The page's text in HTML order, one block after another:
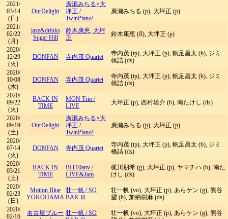
2021/
03/14
(日)
OurDelight
廣瀬みちる×大
坪正 /
TwinPiano!
廣瀬みちる (p), 大坪正 (p)
2021/
02/22
(月)
jazz&drinks
Sugar Hill
鈴木康恵, 大坪
正
鈴木康恵 (fl), 大坪正 (p)
2020/
12/29
(火)
DONFAN 寺内茂 Quartet
寺内茂 (tp), 大坪正 (p), 帆足昌太 (b), ジミ
橋詰 (ds)
2020/
10/08
(木)
DONFAN 寺内茂 Quartet
寺内茂 (tp), 大坪正 (p), 帆足昌太 (b), ジミ
橋詰 (ds)
2020/
09/22
(火)
BACK IN
TIME
MON Trio /
LIVE
大坪正 (p), 西村雄介 (b), 南たけし (ds)
2020/
09/19
(土)
OurDelight
廣瀬みちる×大
坪正 /
TwinPiano!
廣瀬みちる (p), 大坪正 (p)
2020/
07/14
(火)
DONFAN 寺内茂 Quartet
寺内茂 (tp), 大坪正 (p), 帆足昌太 (b), ジミ
橋詰 (ds)
2020/
03/21
(土)
BACK IN
TIME
BIT10anv /
LIVE&Jam
梶川朋希 (g), 大坪正 (p), ヤマチハ (b), 南た
けし (ds)
2020/
02/23
(日)
Motion Blue
YOKOHAMA
壮一帆 /SO
BAR Ⅲ
壮一帆 (vo), 大坪正 (p), あらケン (g), 熊谷
望 (b), 加納樹麻 (ds)
2020/
02/16
名古屋ブルー 壮一帆 /SO
壮一帆 (vo), 大坪正 (p), あらケン (g), 熊谷